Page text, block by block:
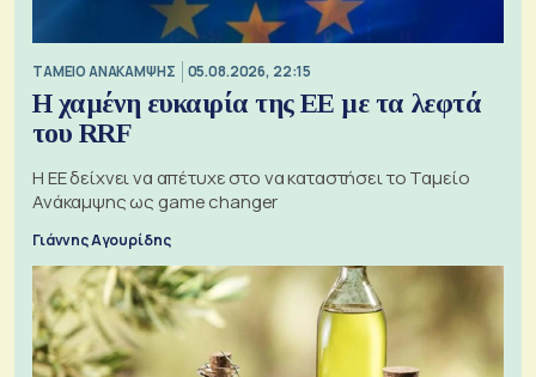
ΤΑΜΕΙΟ ΑΝΑΚΑΜΨΗΣ 05.08.2026, 22:15
Η χαμένη ευκαιρία της ΕΕ με τα λεφτά
του RRF
Η ΕΕ δείχνει να απέτυχε στο να καταστήσει το Ταμείο
Ανάκαμψης ως game changer
Γιάννης Αγουρίδης